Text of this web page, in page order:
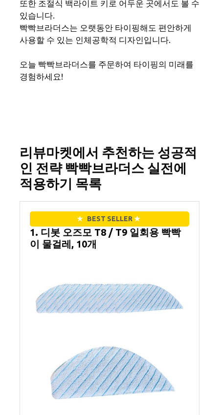
또한 조절식 백라이트 키로 어두운 곳에서도 볼 수
있습니다.
빡빡브라더스는 오랫동안 타이핑해도 편안하게
사용할 수 있는 인체공학적 디자인입니다.
오늘 빡빡브라더스를 주문하여 타이핑의 미래를
경험하세요!
리뷰마켓에서 추천하는 성공적
인 전략 빡빡브라더스 실전에
적용하기 목록
★ BEST SELLER ★
1. 디봇 오즈모 T8 / T9 일회용 빡빡
이 물걸레, 10개